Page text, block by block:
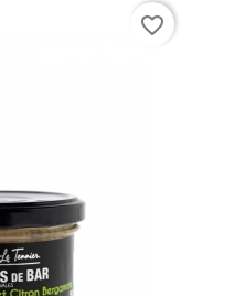
favorite_border